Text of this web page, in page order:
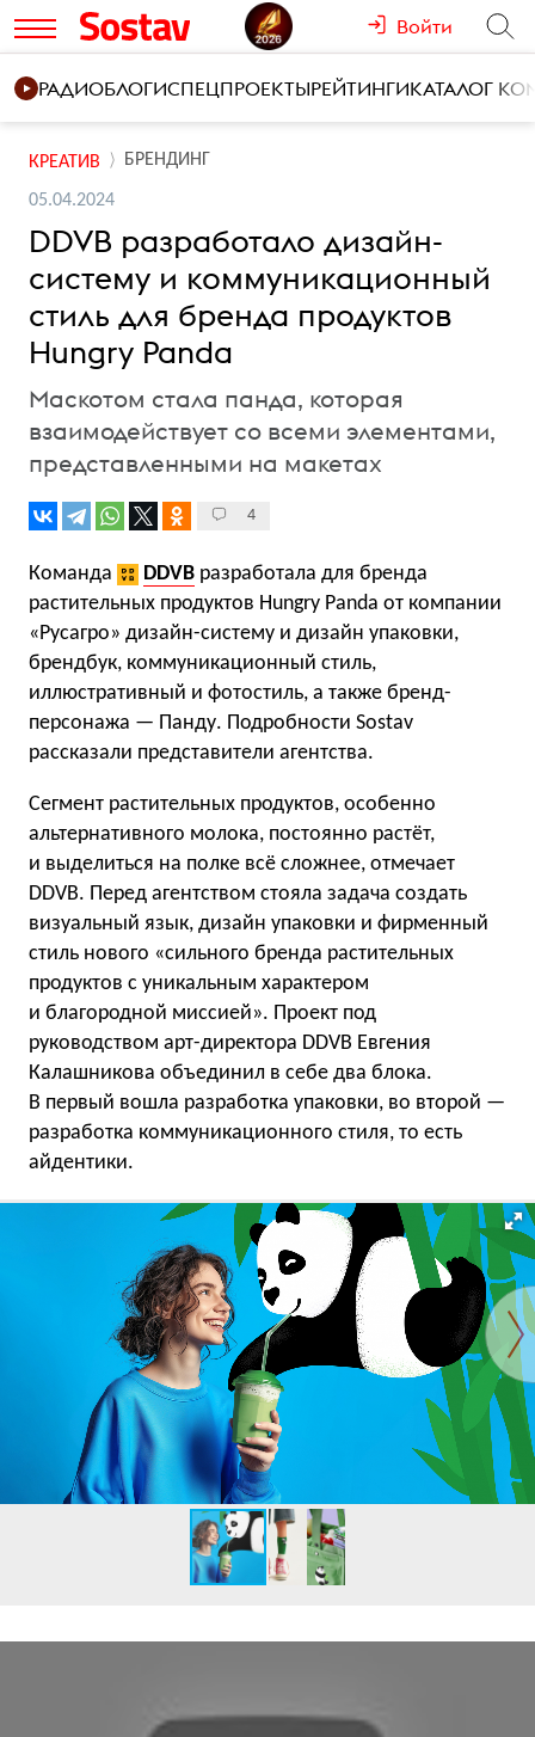
Войти
РАДИОБЛОГИСПЕЦПРОЕКТЫРЕЙТИНГИКАТАЛОГ
КРЕАТИВ БРЕНДИНГ
05.04.2024
DDVB разработало дизайн-
систему и коммуникационный
стиль для бренда продуктов
Hungry Panda
Маскотом стала панда, которая
взаимодействует со всеми элементами,
представленными на макетах
4
Команда DDVB разработала для бренда
растительных продуктов Hungry Panda от компании
«Русагро» дизайн-систему и дизайн упаковки,
брендбук, коммуникационный стиль,
иллюстративный и фотостиль, а также бренд-
персонажа — Панду. Подробности Sostav
рассказали представители агентства.
Сегмент растительных продуктов, особенно
альтернативного молока, постоянно растёт,
и выделиться на полке всё сложнее, отмечает
DDVB. Перед агентством стояла задача создать
визуальный язык, дизайн упаковки и фирменный
стиль нового «сильного бренда растительных
продуктов с уникальным характером
и благородной миссией». Проект под
руководством арт-директора DDVB Евгения
Калашникова объединил в себе два блока.
В первый вошла разработка упаковки, во второй —
разработка коммуникационного стиля, то есть
айдентики.